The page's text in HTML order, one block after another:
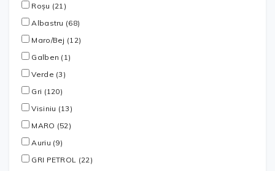
Roșu (21)
Albastru (68)
Maro/Bej (12)
Galben (1)
Verde (3)
Gri (120)
Visiniu (13)
MARO (52)
Auriu (9)
GRI PETROL (22)